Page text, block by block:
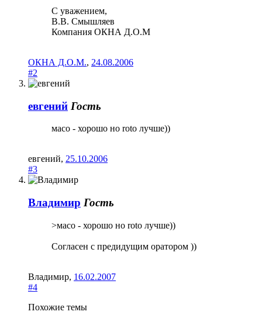
С уважением,
В.В. Смышляев
Компания ОКНА Д.О.М
ОКНА Д.О.М., 24.08.2006
#2
евгений Гость
мaco - хорошо но roto лучше))
евгений, 25.10.2006
#3
Владимир Гость
>мaco - хорошо но roto лучше))
Согласен с предидущим оратором ))
Владимир, 16.02.2007
#4
Похожие темы